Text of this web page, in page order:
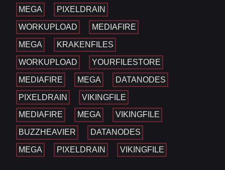
MEGA PIXELDRAIN
WORKUPLOAD MEDIAFIRE
MEGA KRAKENFILES
WORKUPLOAD YOURFILESTORE
MEDIAFIRE MEGA DATANODES
PIXELDRAIN VIKINGFILE
MEDIAFIRE MEGA VIKINGFILE
BUZZHEAVIER DATANODES
MEGA PIXELDRAIN VIKINGFILE